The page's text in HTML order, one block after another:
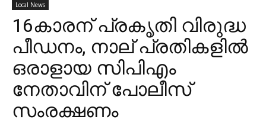
Local News
16കാരന് പ്രകൃതി വിരുദ്ധ
പീഡനം, നാല് പ്രതികളില്‍
ഒരാളായ സിപിഎം
നേതാവിന് പോലീസ്
സംരക്ഷണം